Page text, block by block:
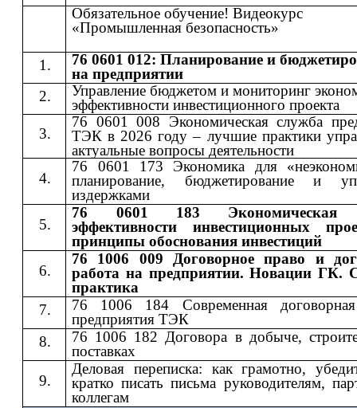
Обязательное обучение! Видеокурс
«Промышленная безопасность»
76 0601 012: Планирование и
на предприятии
Управление бюджетом и мониторинг
эффективности инвестиционного проекта
76 0601 008 Экономическая служба
ТЭК в 2026 году – лучшие практики
актуальные вопросы деятельности
76 0601 173 Экономика для
планирование, бюджетирование и
издержками
76 0601 183 Экономическая
эффективности инвестиционных
принципы обоснования инвестиций
76 1006 009 Договорное право и
работа на предприятии. Новации ГК.
практика
76 1006 184 Современная
предприятия ТЭК
76 1006 182 Договора в добыче,
поставках
Деловая переписка: как грамотно,
кратко писать письма руководителям,
коллегам